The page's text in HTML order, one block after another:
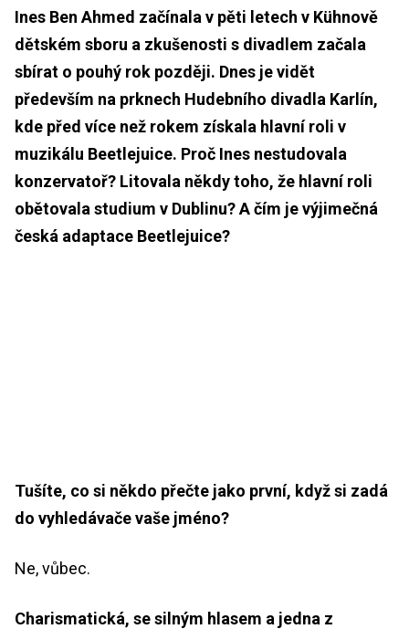
Ines Ben Ahmed začínala v pěti letech v Kühnově
dětském sboru a zkušenosti s divadlem začala
sbírat o pouhý rok později. Dnes je vidět
především na prknech Hudebního divadla Karlín,
kde před více než rokem získala hlavní roli v
muzikálu Beetlejuice. Proč Ines nestudovala
konzervatoř? Litovala někdy toho, že hlavní roli
obětovala studium v Dublinu? A čím je výjimečná
česká adaptace Beetlejuice?
Tušíte, co si někdo přečte jako první, když si zadá
do vyhledávače vaše jméno?
Ne, vůbec.
Charismatická, se silným hlasem a jedna z